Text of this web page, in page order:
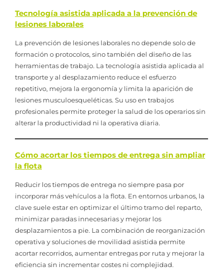
Tecnología asistida aplicada a la prevención de
lesiones laborales
La prevención de lesiones laborales no depende solo de
formación o protocolos, sino también del diseño de las
herramientas de trabajo. La tecnología asistida aplicada al
transporte y al desplazamiento reduce el esfuerzo
repetitivo, mejora la ergonomía y limita la aparición de
lesiones musculoesqueléticas. Su uso en trabajos
profesionales permite proteger la salud de los operarios sin
alterar la productividad ni la operativa diaria.
Cómo acortar los tiempos de entrega sin ampliar
la flota
Reducir los tiempos de entrega no siempre pasa por
incorporar más vehículos a la flota. En entornos urbanos, la
clave suele estar en optimizar el último tramo del reparto,
minimizar paradas innecesarias y mejorar los
desplazamientos a pie. La combinación de reorganización
operativa y soluciones de movilidad asistida permite
acortar recorridos, aumentar entregas por ruta y mejorar la
eficiencia sin incrementar costes ni complejidad.